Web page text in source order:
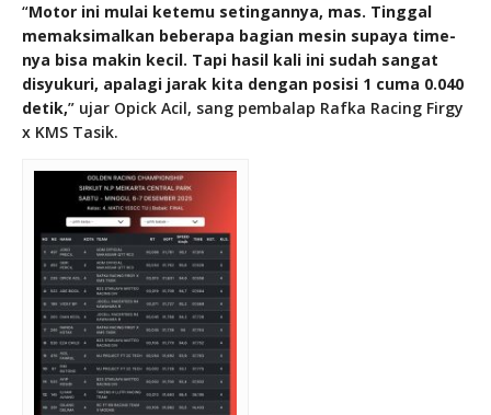
“Motor ini mulai ketemu setingannya, mas. Tinggal
memaksimalkan beberapa bagian mesin supaya time-
nya bisa makin kecil. Tapi hasil kali ini sudah sangat
disyukuri, apalagi jarak kita dengan posisi 1 cuma 0.040
detik,” ujar Opick Acil, sang pembalap Rafka Racing Firgy
x KMS Tasik.